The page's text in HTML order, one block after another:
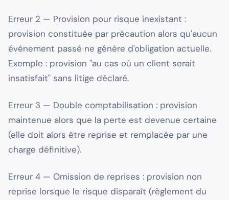
Erreur 2 — Provision pour risque inexistant :
provision constituée par précaution alors qu'aucun
événement passé ne génère d'obligation actuelle.
Exemple : provision "au cas où un client serait
insatisfait" sans litige déclaré.
Erreur 3 — Double comptabilisation : provision
maintenue alors que la perte est devenue certaine
(elle doit alors être reprise et remplacée par une
charge définitive).
Erreur 4 — Omission de reprises : provision non
reprise lorsque le risque disparaît (règlement du